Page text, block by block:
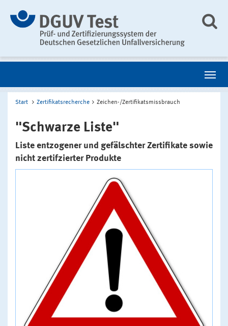
Start Zertifikatsrecherche Zeichen-/Zertifikatsmissbrauch
"Schwarze Liste"
Liste entzogener und gefälschter Zertifikate sowie
nicht zertifzierter Produkte